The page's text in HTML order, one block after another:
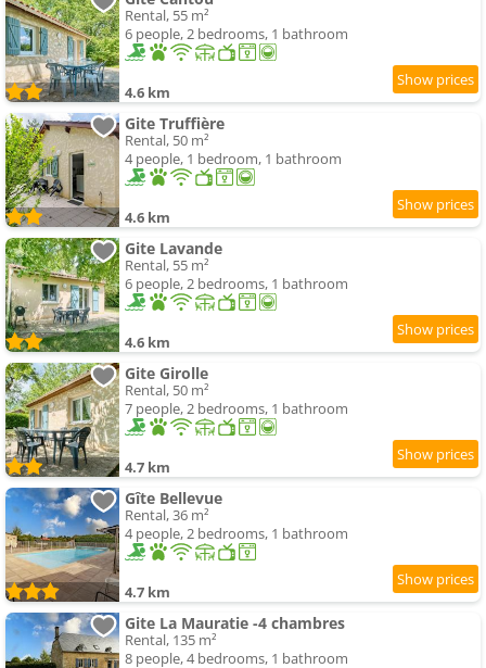
Rental, 55 m²
6 people, 2 bedrooms, 1 bathroom
4.6 km
Gite Truffière
Rental, 50 m²
4 people, 1 bedroom, 1 bathroom
4.6 km
Gite Lavande
Rental, 55 m²
6 people, 2 bedrooms, 1 bathroom
4.6 km
Gite Girolle
Rental, 50 m²
7 people, 2 bedrooms, 1 bathroom
4.7 km
Gîte Bellevue
Rental, 36 m²
4 people, 2 bedrooms, 1 bathroom
4.7 km
Gite La Mauratie -4 chambres
Rental, 135 m²
8 people, 4 bedrooms, 1 bathroom